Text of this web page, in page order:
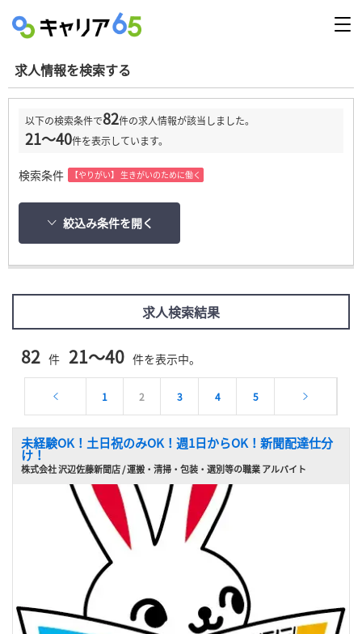
求人情報を検索する
以下の検索条件で82件の求人情報が該当しました。
21～40件を表示しています。
検索条件 【やりがい】 生きがいのために働く
絞込み条件を開く
求人検索結果
82 件 21～40 件を表示中。
1 2 3 4 5
未経験OK！土日祝のみOK！週1日からOK！新聞配達仕分
け！
株式会社 沢辺佐藤新聞店 / 運搬・清掃・包装・選別等の職業 アルバイト